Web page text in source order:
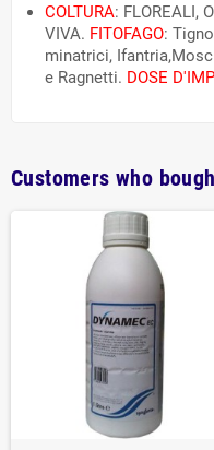
COLTURA: FLOREALI,
VIVA. FITOFAGO:
minatrici,
e Ragnetti. DOSE
Customers who